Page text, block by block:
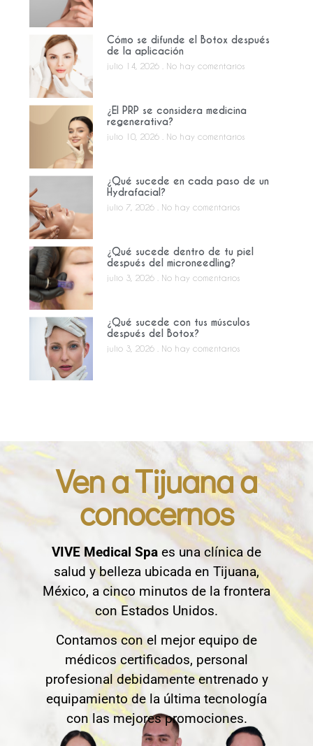
Cómo se difunde el Botox después
de la aplicación
julio 14, 2026 No hay comentarios
¿El PRP se considera medicina
regenerativa?
julio 10, 2026 No hay comentarios
¿Qué sucede en cada paso de un
Hydrafacial?
julio 7, 2026 No hay comentarios
¿Qué sucede dentro de tu piel
después del microneedling?
julio 3, 2026 No hay comentarios
¿Qué sucede con tus músculos
después del Botox?
julio 3, 2026 No hay comentarios
Ven a Tijuana a
conocernos
VIVE Medical Spa es una clínica de
salud y belleza ubicada en Tijuana,
México, a cinco minutos de la frontera
con Estados Unidos.
Contamos con el mejor equipo de
médicos certificados, personal
profesional debidamente entrenado y
equipamiento de la última tecnología
con las mejores promociones.